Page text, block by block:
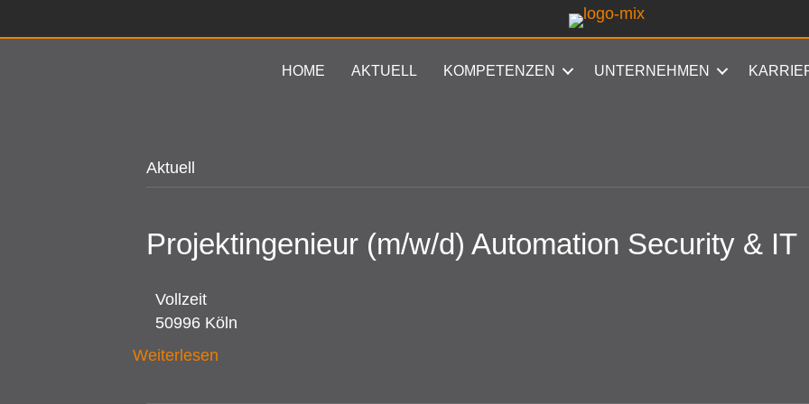
HOME AKTUELL KOMPETENZEN UNTERNEHMEN
Aktuell
Projektingenieur (m/w/d) Automation Security & IT
Vollzeit
50996 Köln
Weiterlesen